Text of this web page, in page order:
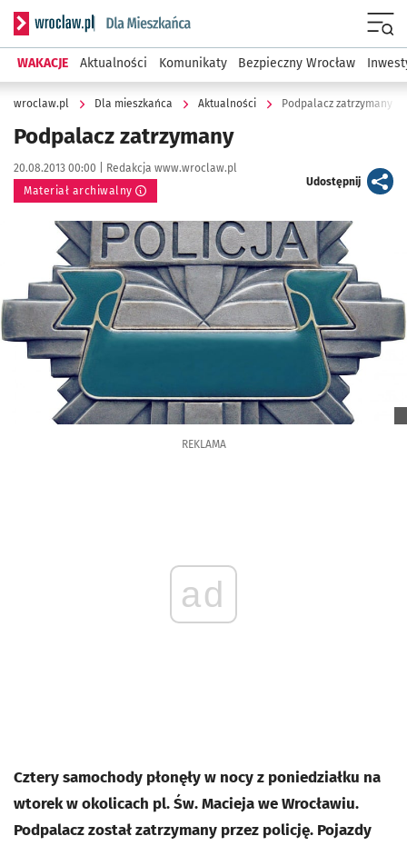
Serwis informacyjny wroclaw.pl podserwis: Dla mieszkańca
WAKACJE Aktualności Komunikaty Bezpieczny Wrocław
wroclaw.pl Dla mieszkańca Aktualności Podpalacz zatrzymany
Podpalacz zatrzymany
Data publikacji:
20.08.2013 00:00 | Autor:
Redakcja www.wroclaw.pl
Materiał archiwalny
Udostępnijartykuł
Kliknij, aby powiększyć
REKLAMA
ad
Cztery samochody płonęły w nocy z poniedziałku na
wtorek w okolicach pl. Św. Macieja we Wrocławiu.
Podpalacz został zatrzymany przez policję. Pojazdy